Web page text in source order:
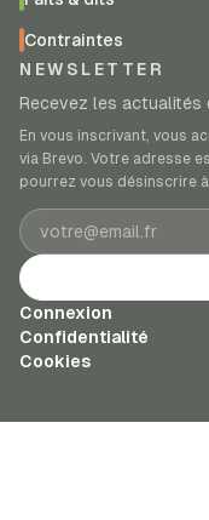
Contraintes
NEWSLETTER
Recevez les actualités
En vous inscrivant, vous
via Brevo. Votre adresse
pourrez vous désinscrire
Adresse e-mail
Connexion
Confidentialité
Cookies